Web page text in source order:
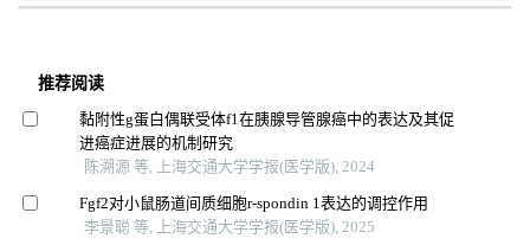
推荐阅读
黏附性g蛋白偶联受体f1在胰腺导管腺癌中的表达及其促
进癌症进展的机制研究
陈溯源 等, 上海交通大学学报(医学版), 2024
Fgf2对小鼠肠道间质细胞r-spondin 1表达的调控作用
李景聪 等, 上海交通大学学报(医学版), 2025